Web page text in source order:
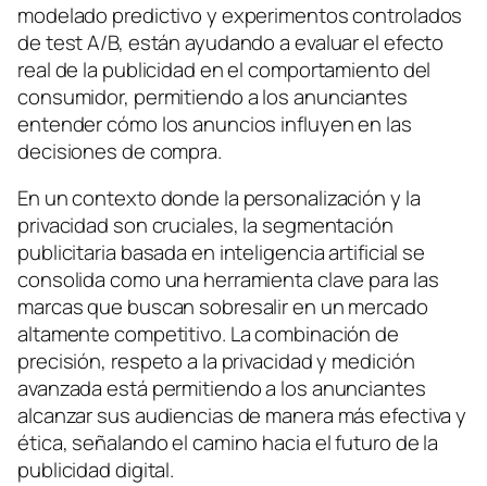
modelado predictivo y experimentos controlados
de test A/B, están ayudando a evaluar el efecto
real de la publicidad en el comportamiento del
consumidor, permitiendo a los anunciantes
entender cómo los anuncios influyen en las
decisiones de compra.
En un contexto donde la personalización y la
privacidad son cruciales, la segmentación
publicitaria basada en inteligencia artificial se
consolida como una herramienta clave para las
marcas que buscan sobresalir en un mercado
altamente competitivo. La combinación de
precisión, respeto a la privacidad y medición
avanzada está permitiendo a los anunciantes
alcanzar sus audiencias de manera más efectiva y
ética, señalando el camino hacia el futuro de la
publicidad digital.